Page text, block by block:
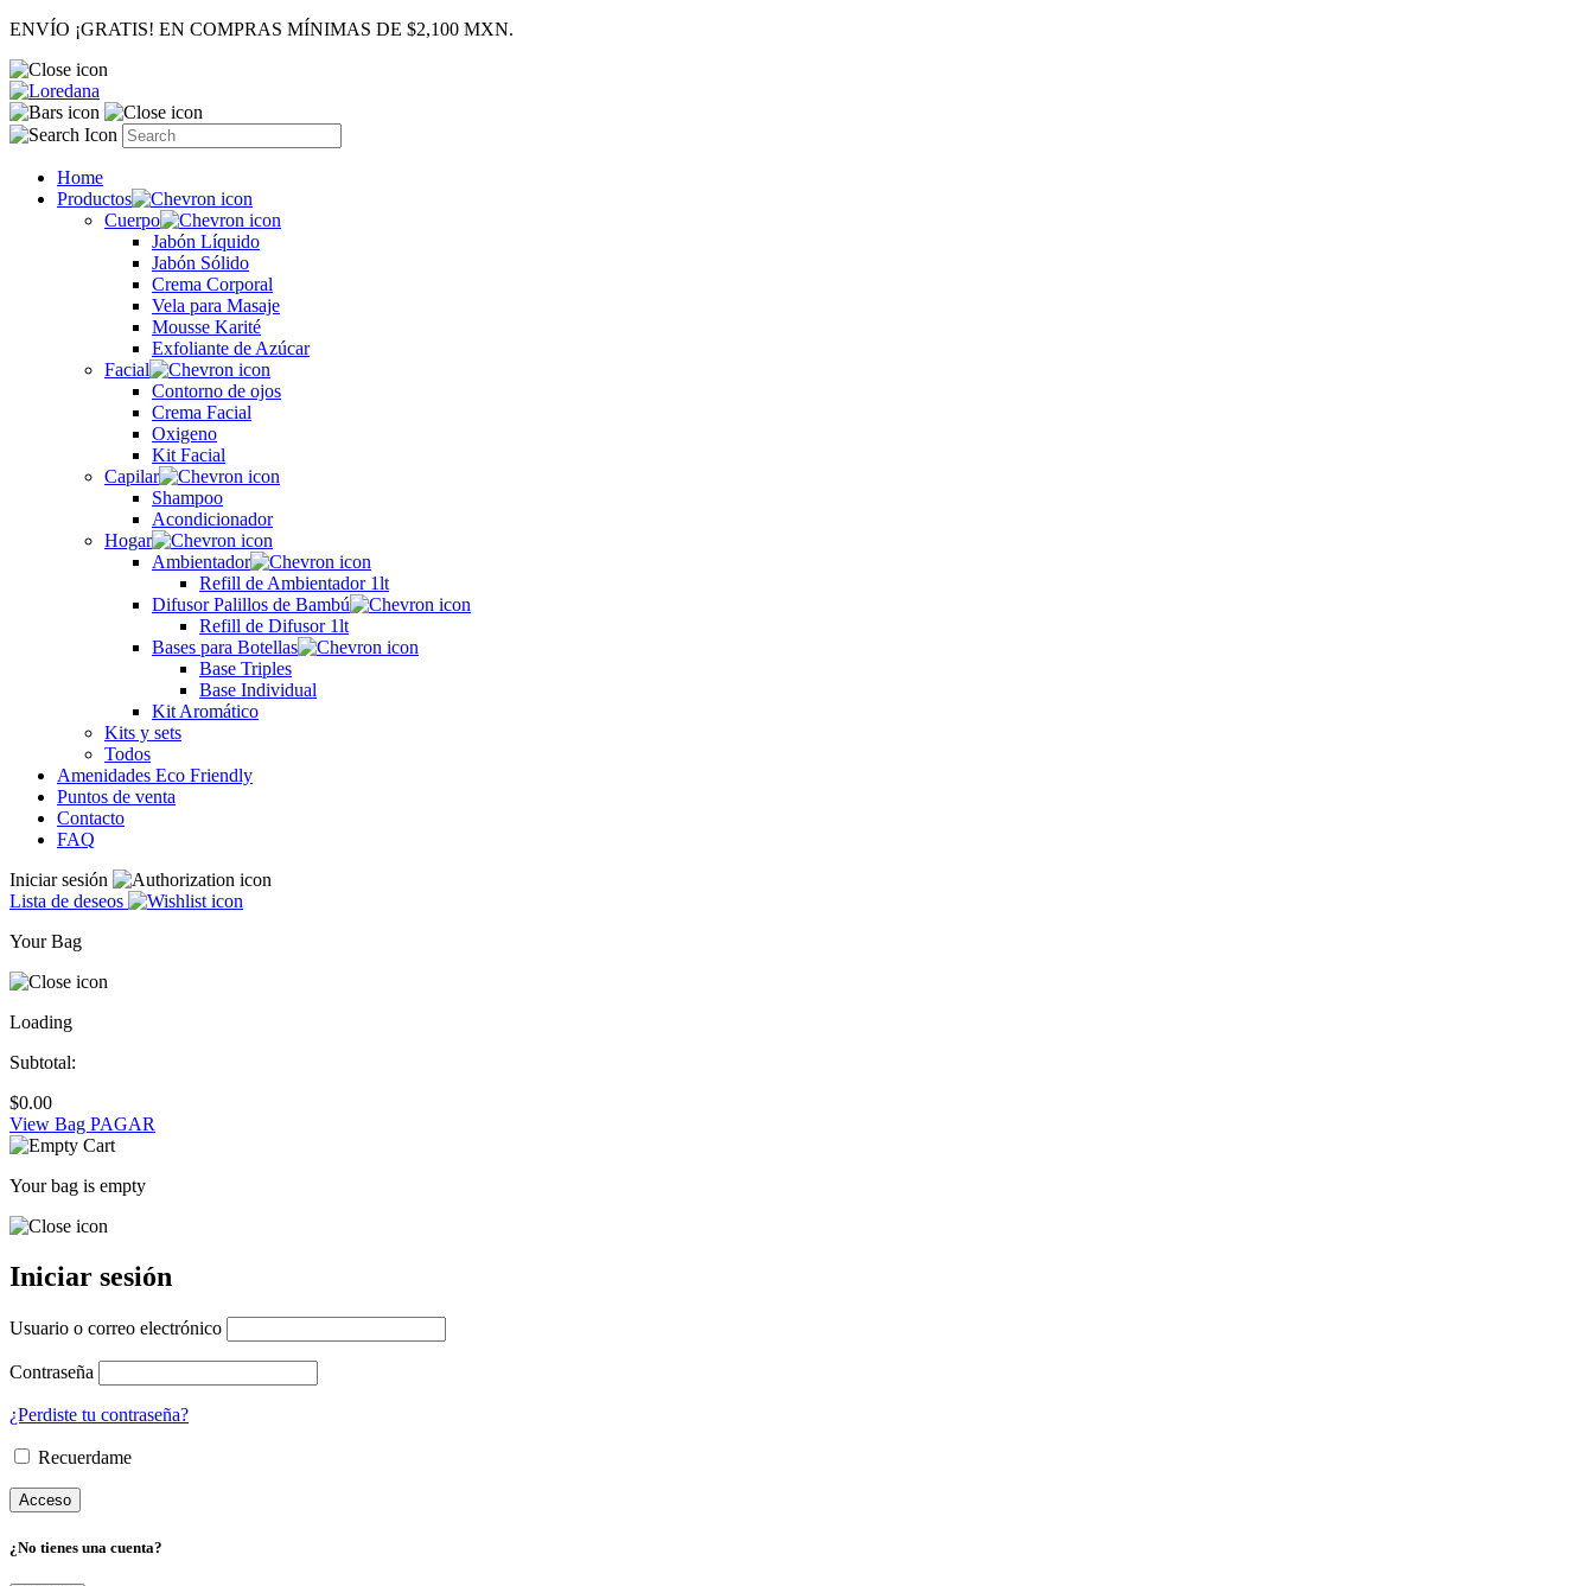
ENVÍO ¡GRATIS! EN COMPRAS MÍNIMAS DE $2,100 MXN.
Home
Productos
Cuerpo
Jabón Líquido
Jabón Sólido
Crema Corporal
Vela para Masaje
Mousse Karité
Exfoliante de Azúcar
Facial
Contorno de ojos
Crema Facial
Oxigeno
Kit Facial
Capilar
Shampoo
Acondicionador
Hogar
Ambientador
Refill de Ambientador 1lt
Difusor Palillos de Bambú
Refill de Difusor 1lt
Bases para Botellas
Base Triples
Base Individual
Kit Aromático
Kits y sets
Todos
Amenidades Eco Friendly
Puntos de venta
Contacto
FAQ
Iniciar sesión
Lista de deseos
Your Bag
Loading
Subtotal:
$0.00
View Bag PAGAR
Your bag is empty
Iniciar sesión
Usuario o correo electrónico
Contraseña
¿Perdiste tu contraseña?
Recuerdame
¿No tienes una cuenta?